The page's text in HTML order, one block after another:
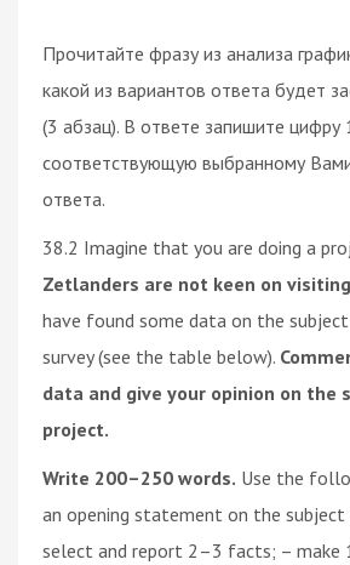
Прочитайте фразу из анализа
какой из вариантов ответа будет
(3 абзац). В ответе запишите цифру
соответствующую выбранному
ответа.
38.2 Imagine that you are doing a
Zetlanders are not keen on
have found some data on the
survey (see the table below).
data and give your opinion on the
project.
Write 200–250 words. Use the
an opening statement on the
select and report 2–3 facts; – make